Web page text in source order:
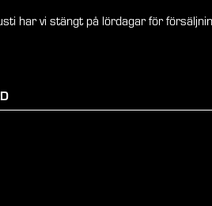
har vi stängt på lördagar för